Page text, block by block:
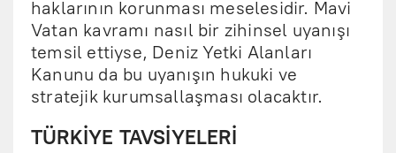
haklarının korunması meselesidir. Mavi
Vatan kavramı nasıl bir zihinsel uyanışı
temsil ettiyse, Deniz Yetki Alanları
Kanunu da bu uyanışın hukuki ve
stratejik kurumsallaşması olacaktır.
TÜRKİYE TAVSİYELERİ